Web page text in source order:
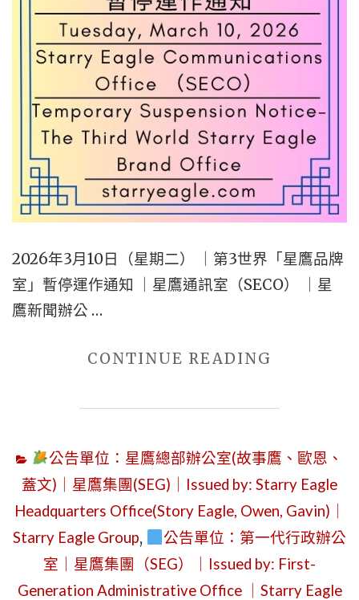
VERSION
｜
EAGLE
WORDS
MUSEUM
(SEWM)
WEBSITE
｜
STARRY
位：
星
品
牌
｜
SUNDAY,
MARCH
15,
2026
鷹」
鷹」:
MY
DECISION
TO
THE
2026年3月10日（星期二） ｜第3世界「星鷹品牌
室」暫停運作通知 ｜星鷹通訊室（SECO） ｜星
鷹新聞辦公 …
CONTINUE READING
3
10
日
（星
期
二）
｜
公告單位：星鷹總部辦公室(故事鷹、歐恩、
蓋文)｜星鷹集團(SEG)｜Issued by: Starry Eagle
Headquarters Office(Story Eagle, Owen, Gavin)｜
Starry Eagle Group,
公告單位：第一代行政辦公
室｜星鷹集團（SEG）｜Issued by: First-
Generation Administrative Office ｜Starry Eagle